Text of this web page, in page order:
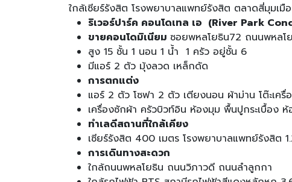
ใกล้เซียร์รังสิต โรงพยาบาลแพทย์รังสิต ตลาดสี่มุมเมื
ริเวอร์ปาร์ค คอนโดเทล เอ (River Park
ขายคอนโดมิเนียม ซอยพหลโยธิน72 ถนนพหลโ
สูง 15 ชั้น 1 นอน 1 น้ำ 1 ครัว อยู่ชั้น 6
มีแอร์ 2 ตัว มุ้งลวด เหล็กดัด
การตกแต่ง
แอร์ 2 ตัว โซฟา 2 ตัว เตียงนอน ผ้าม่าน โต๊ะเค
เครื่องซักผ้า ครัวบิวท์อิน ห้องมุม พื้นปูกระเบื้อง
ทำเลดีสถานที่ใกล้เคียง
เซียร์รังสิต 400 เมตร โรงพยาบาลแพทย์รังสิต
การเดินทางสะดวก
ใกล้ถนนพหลโยธิน ถนนวิภาวดี ถนนลำลูกกา